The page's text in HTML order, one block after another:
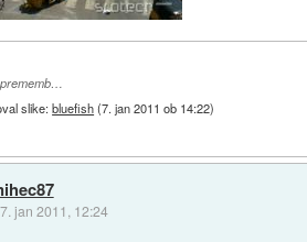
slike:bluefish(7. jan 2011 ob 14:22)
7. jan 2011, 12:24